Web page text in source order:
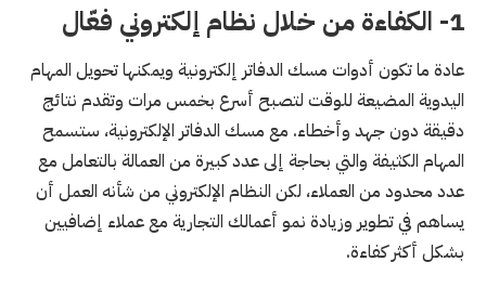
1- الكفاءة من خلال نظام إلكتروني فعّال
عادة ما تكون أدوات مسك الدفاتر إلكترونية ويمكنها تحويل المهام
اليدوية المضيعة للوقت لتصبح أسرع بخمس مرات وتقدم نتائج
دقيقة دون جهد وأخطاء. مع مسك الدفاتر الإلكترونية، ستسمح
المهام الكثيفة والتي بحاجة إلى عدد كبيرة من العمالة بالتعامل مع
عدد محدود من العملاء، لكن النظام الإلكتروني من شأنه العمل أن
يساهم في تطوير وزيادة نمو أعمالك التجارية مع عملاء إضافيين
بشكل أكثر كفاءة.